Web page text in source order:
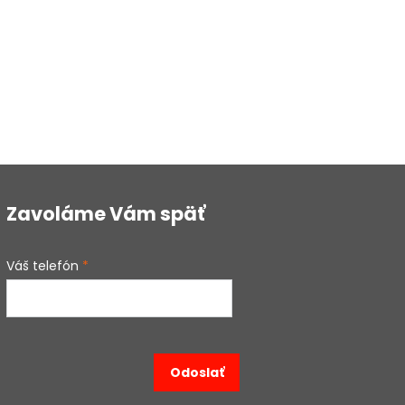
Zavoláme Vám späť
Váš telefón *
Odoslať